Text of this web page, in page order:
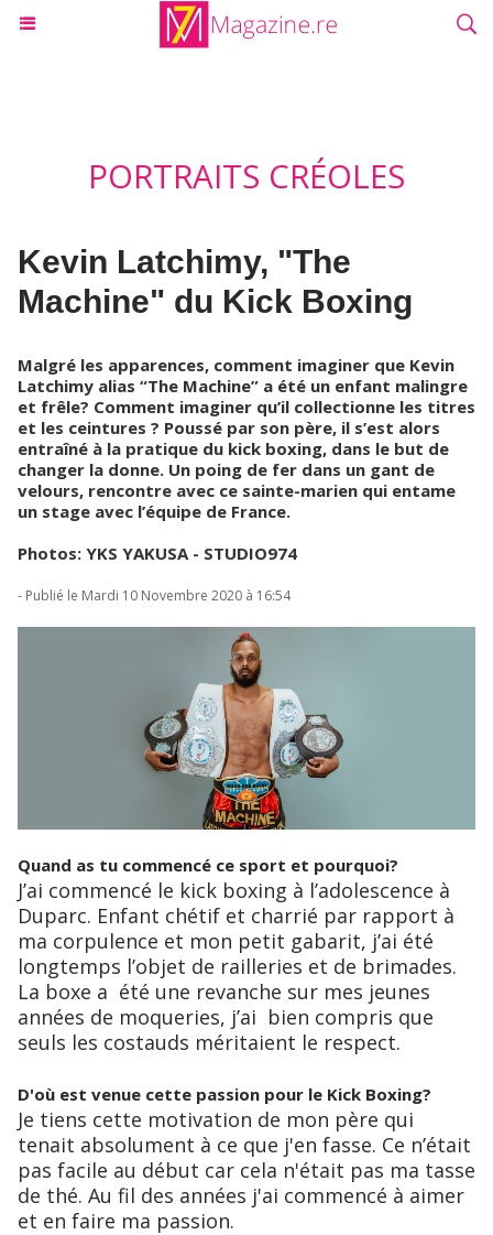
PORTRAITS CRÉOLES
Kevin Latchimy, "The
Machine" du Kick Boxing
Malgré les apparences, comment imaginer que Kevin
Latchimy alias “The Machine” a été un enfant malingre
et frêle? Comment imaginer qu’il collectionne les titres
et les ceintures ? Poussé par son père, il s’est alors
entraîné à la pratique du kick boxing, dans le but de
changer la donne. Un poing de fer dans un gant de
velours, rencontre avec ce sainte-marien qui entame
un stage avec l’équipe de France.
Photos: YKS YAKUSA - STUDIO974
- Publié le Mardi 10 Novembre 2020 à 16:54
Quand as tu commencé ce sport et pourquoi?
J’ai commencé le kick boxing à l’adolescence à
Duparc. Enfant chétif et charrié par rapport à
ma corpulence et mon petit gabarit, j’ai été
longtemps l’objet de railleries et de brimades.
La boxe a été une revanche sur mes jeunes
années de moqueries, j’ai bien compris que
seuls les costauds méritaient le respect.
D'où est venue cette passion pour le Kick Boxing?
Je tiens cette motivation de mon père qui
tenait absolument à ce que j'en fasse. Ce n’était
pas facile au début car cela n'était pas ma tasse
de thé. Au fil des années j'ai commencé à aimer
et en faire ma passion.